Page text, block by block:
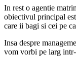
In rest o agentie
obiectivul principal
care ii bagi si cei pe
Insa despre
vom vorbi pe larg